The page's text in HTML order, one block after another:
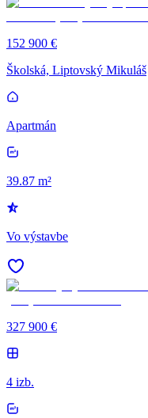
152 900 €
Školská, Liptovský Mikuláš
Apartmán
39.87 m²
Vo výstavbe
327 900 €
4 izb.